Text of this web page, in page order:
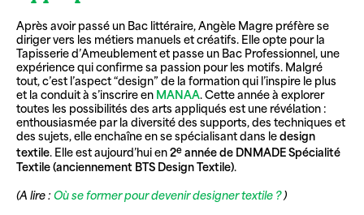
Après avoir passé un Bac littéraire, Angèle Magre préfère se
diriger vers les métiers manuels et créatifs. Elle opte pour la
Tapisserie d’Ameublement et passe un Bac Professionnel, une
expérience qui confirme sa passion pour les motifs. Malgré
tout, c’est l’aspect “design” de la formation qui l’inspire le plus
et la conduit à s’inscrire en MANAA. Cette année à explorer
toutes les possibilités des arts appliqués est une révélation :
enthousiasmée par la diversité des supports, des techniques et
des sujets, elle enchaîne en se spécialisant dans ledesign
textile. Elle est aujourd’hui en2e année de DNMADE Spécialité
Textile (anciennement BTS Design Textile).
(A lire : Où se former pour devenir designer textile ?)